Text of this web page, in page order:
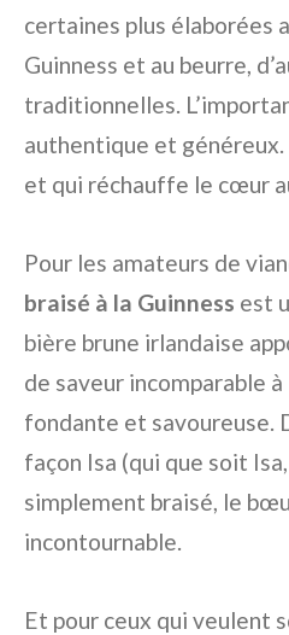
certaines plus élaborées
Guinness et au beurre,
traditionnelles.
authentique et
et qui réchauffe le cœur
Pour les amateurs de
braisé à la Guinness est
bière brune irlandaise
de saveur incomparable
fondante et savoureuse.
façon Isa (qui que soit
simplement braisé, le
incontournable.
Et pour ceux qui veulent